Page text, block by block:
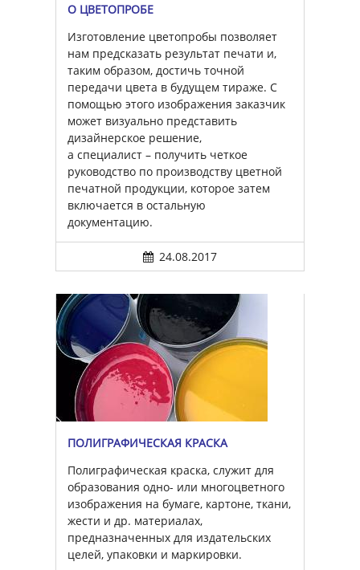
О ЦВЕТОПРОБЕ
Изготовление цветопробы позволяет
нам предсказать результат печати и,
таким образом, достичь точной
передачи цвета в будущем тираже. С
помощью этого изображения заказчик
может визуально представить
дизайнерское решение,
а специалист – получить четкое
руководство по производству цветной
печатной продукции, которое затем
включается в остальную
документацию.
24.08.2017
ПОЛИГРАФИЧЕСКАЯ КРАСКА
Полиграфическая краска, служит для
образования одно- или многоцветного
изображения на бумаге, картоне, ткани,
жести и др. материалах,
предназначенных для издательских
целей, упаковки и маркировки.